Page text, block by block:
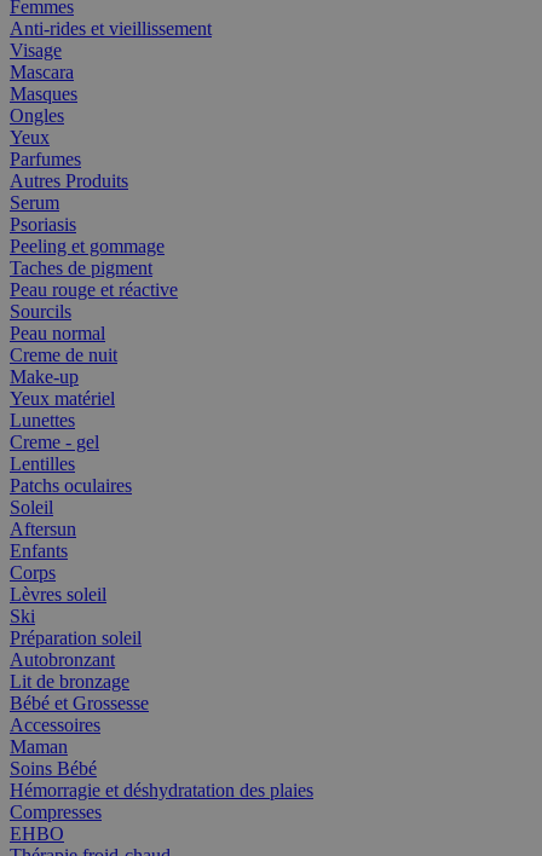
Femmes
Anti-rides et vieillissement
Visage
Mascara
Masques
Ongles
Yeux
Parfumes
Autres Produits
Serum
Psoriasis
Peeling et gommage
Taches de pigment
Peau rouge et réactive
Sourcils
Peau normal
Creme de nuit
Make-up
Yeux matériel
Lunettes
Creme - gel
Lentilles
Patchs oculaires
Soleil
Aftersun
Enfants
Corps
Lèvres soleil
Ski
Préparation soleil
Autobronzant
Lit de bronzage
Bébé et Grossesse
Accessoires
Maman
Soins Bébé
Hémorragie et déshydratation des plaies
Compresses
EHBO